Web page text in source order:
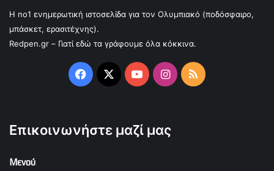
Η no1 ενημερωτική ιστοσελίδα για τον Ολυμπιακό (ποδόσφαιρο,
μπάσκετ, ερασιτέχνης).
Redpen.gr – Γιατί εδώ τα γράφουμε όλα κόκκινα.
Facebook
X YouTubeInstagram
RSS
Επικοινωνήστε μαζί μας
Μενού